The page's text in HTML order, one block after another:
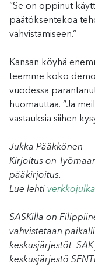
”Se on oppinut
päätöksentekoa
vahvistamiseen.”
Kansan köyhä
teemme koko
vuodessa
huomauttaa. ”Ja
vastauksia siihen
Jukka Pääkkönen
Kirjoitus on
pääkirjoitus.
Lue lehti
SASKilla on
vahvistetaan
keskusjärjestöt SAK
keskusjärjestö